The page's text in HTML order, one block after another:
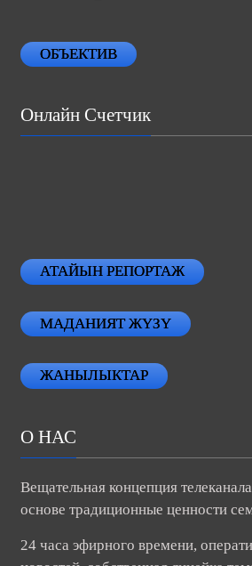
ОБЪЕКТИВ
Онлайн Счетчик
АТАЙЫН РЕПОРТАЖ
МАДАНИЯТ ЖҮЗҮ
ЖАНЫЛЫКТАР
О НАС
Вещательная концепция
основе традиционные ценности
24 часа эфирного времени,